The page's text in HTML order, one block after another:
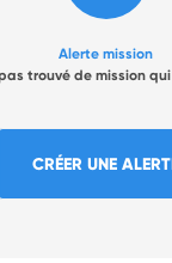
Alerte mission
trouvé de mission
CRÉER UNE